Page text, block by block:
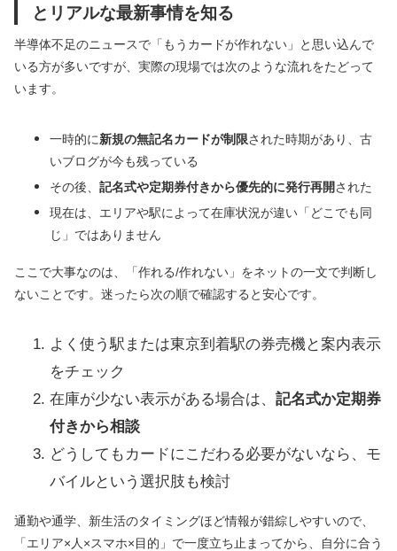
とリアルな最新事情を知る
半導体不足のニュースで「もうカードが作れない」と思い込んで
いる方が多いですが、実際の現場では次のような流れをたどって
います。
一時的に新規の無記名カードが制限された時期があり、古
いブログが今も残っている
その後、 記名式や定期券付きから優先的に発行再開された
現在は、エリアや駅によって在庫状況が違い「どこでも同
じ」ではありません
ここで大事なのは、「作れる/作れない」をネットの一文で判断し
ないことです。迷ったら次の順で確認すると安心です。
よく使う駅または東京到着駅の券売機と案内表示
をチェック
在庫が少ない表示がある場合は、 記名式か定期券
付きから相談
どうしてもカードにこだわる必要がないなら、モ
バイルという選択肢も検討
通勤や通学、新生活のタイミングほど情報が錯綜しやすいので、
「エリア×人×スマホ×目的」で一度立ち止まってから、自分に合う